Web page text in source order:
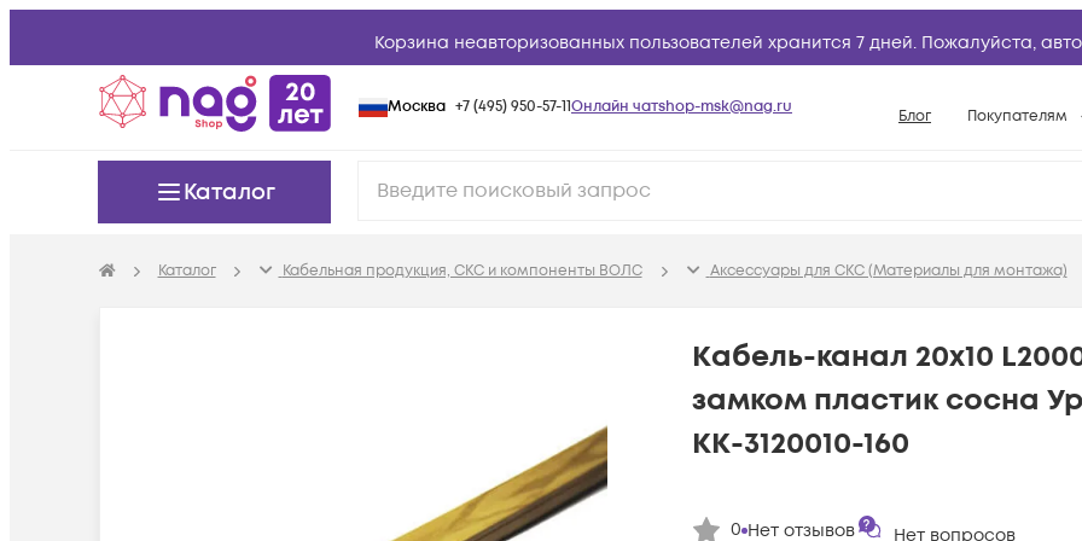
Корзина неавторизованных пользователей хранится 7 дней. Пожалуйста,
Москва +7 (495) 950-57-11Онлайн чатshop-msk@nag.ru Блог Покупателям
Условия
Возврат
Вопросы и
Каталог
Каталог Кабельная продукция, СКС и компоненты ВОЛС Аксессуары для СКС (Материалы для монтажа)
Кабель-канал 20х10
замком пластик сосна
КК-3120010-160
0 Нет отзывов Нет вопросов